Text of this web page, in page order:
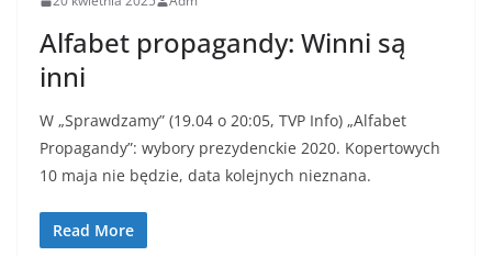
Alfabet propagandy: Winni są
inni
W „Sprawdzamy” (19.04 o 20:05, TVP Info) „Alfabet
Propagandy”: wybory prezydenckie 2020. Kopertowych
10 maja nie będzie, data kolejnych nieznana.
Read More